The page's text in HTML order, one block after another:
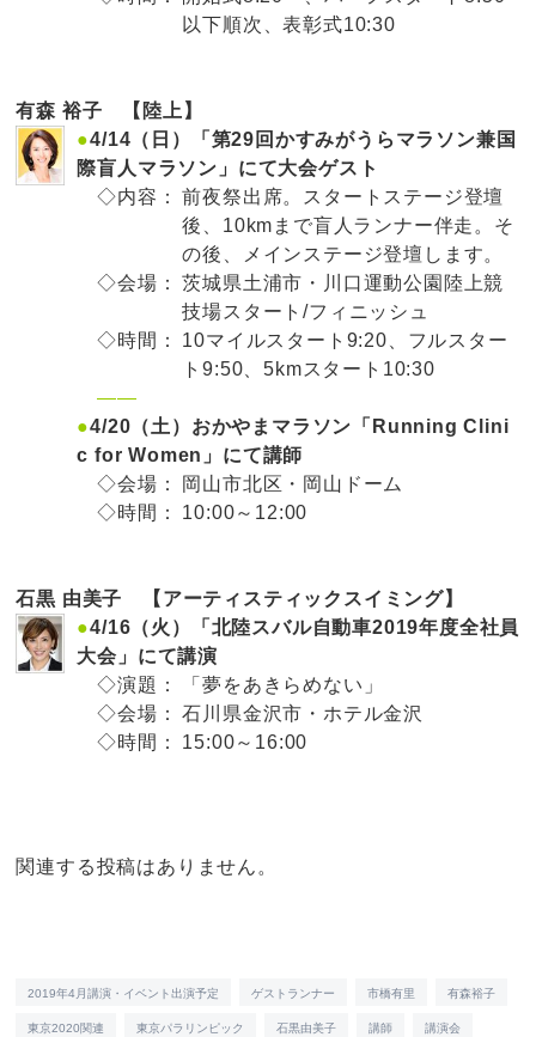
以下順次、表彰式10:30
有森 裕子 【陸上】
●4/14（日）「第29回かすみがうらマラソン兼国
際盲人マラソン」にて大会ゲスト
◇内容：
前夜祭出席。スタートステージ登壇
後、10kmまで盲人ランナー伴走。そ
の後、メインステージ登壇します。
◇会場：
茨城県土浦市・川口運動公園陸上競
技場スタート/フィニッシュ
◇時間：
10マイルスタート9:20、フルスター
ト9:50、5kmスタート10:30
——
●4/20（土）おかやまマラソン「Running Clini
c for Women」にて講師
◇会場：
岡山市北区・岡山ドーム
◇時間：
10:00～12:00
石黒 由美子 【アーティスティックスイミング】
●4/16（火）「北陸スバル自動車2019年度全社員
大会」にて講演
◇演題：
「夢をあきらめない」
◇会場：
石川県金沢市・ホテル金沢
◇時間：
15:00～16:00
関連する投稿はありません。
2019年4月講演・イベント出演予定 ゲストランナー 市橋有里 有森裕子
東京2020関連 東京パラリンピック 石黒由美子 講師 講演会